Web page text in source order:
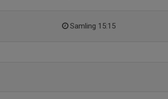
Samling 15:15